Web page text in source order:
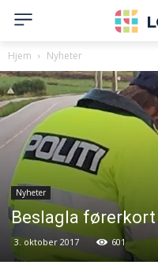
Hjem Nyheter
Nyheter
Beslagla førerkort
3. oktober 2017 601